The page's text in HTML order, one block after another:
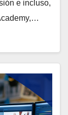
e incluso,